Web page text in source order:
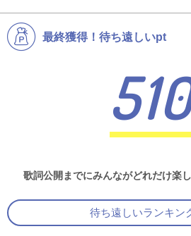
最終獲得！待ち遠しいpt
歌詞公開までにみんながどれだけ楽
待ち遠しいランキン